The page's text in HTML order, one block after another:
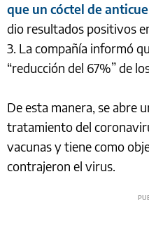
que un cóctel de
dio resultados positivos
3. La compañía informó
“reducción del 67%” de
De esta manera, se abre
tratamiento del
vacunas y tiene como
contrajeron el virus.